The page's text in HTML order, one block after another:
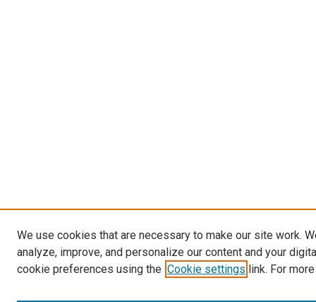
We use cookies that are necessary to make our site work.
analyze, improve, and personalize our content and your
cookie preferences using the Cookie settings link. For